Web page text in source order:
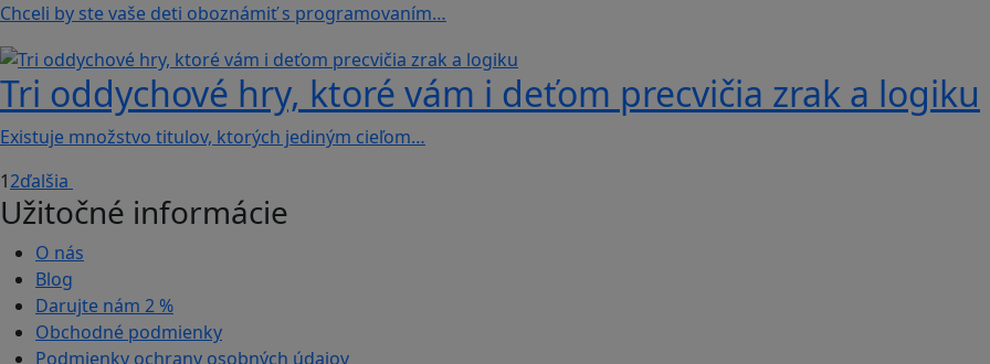
Chceli by ste vaše deti oboznámiť s programovaním…
Tri oddychové hry, ktoré vám i deťom precvičia zrak a logiku
Existuje množstvo titulov, ktorých jediným cieľom…
12ďalšia
Užitočné informácie
O nás
Blog
Darujte nám 2 %
Obchodné podmienky
Podmienky ochrany osobných údajov